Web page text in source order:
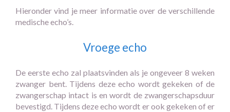
Hieronder vind je meer informatie over de verschillende
medische echo’s.
Vroege echo
De eerste echo zal plaatsvinden als je ongeveer 8 weken
zwanger bent. Tijdens deze echo wordt gekeken of de
zwangerschap intact is en wordt de zwangerschapsduur
bevestigd. Tijdens deze echo wordt er ook gekeken of er